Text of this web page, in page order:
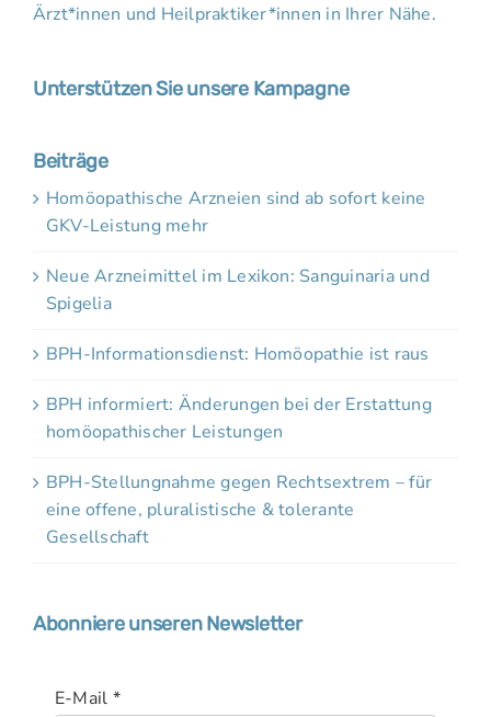
Ärzt*innen und Heilpraktiker*innen in Ihrer Nähe.
Unterstützen Sie unsere Kampagne
Beiträge
Homöopathische Arzneien sind ab sofort keine
GKV-Leistung mehr
Neue Arzneimittel im Lexikon: Sanguinaria und
Spigelia
BPH-Informationsdienst: Homöopathie ist raus
BPH informiert: Änderungen bei der Erstattung
homöopathischer Leistungen
BPH-Stellungnahme gegen Rechtsextrem – für
eine offene, pluralistische & tolerante
Gesellschaft
Abonniere unseren Newsletter
E-Mail *